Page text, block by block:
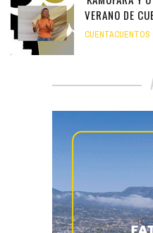
VERANO DE
CUENTACUENTOS